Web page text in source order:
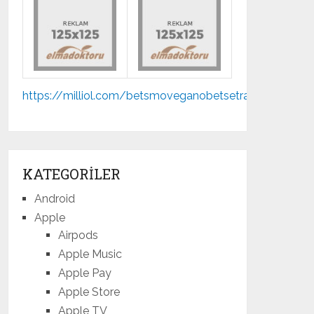
Mp3
https://milliol.com/betsmoveganobetsetrabet
KATEGORILER
Android
Apple
Airpods
Apple Music
Apple Pay
Apple Store
Apple TV